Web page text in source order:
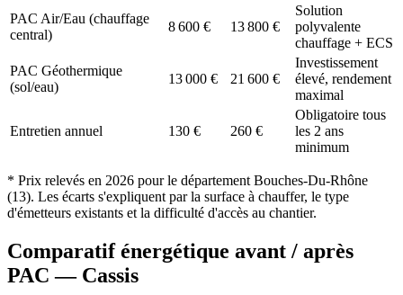
PAC Air/Eau (chauffage
central)
8 600 € 13 800 €
Solution
polyvalente
chauffage + ECS
PAC Géothermique
(sol/eau)
13 000 € 21 600 €
Investissement
élevé, rendement
maximal
Entretien annuel 130 € 260 €
Obligatoire tous
les 2 ans
minimum
* Prix relevés en 2026 pour le département Bouches-Du-Rhône
(13). Les écarts s'expliquent par la surface à chauffer, le type
d'émetteurs existants et la difficulté d'accès au chantier.
Comparatif énergétique avant / après
PAC — Cassis